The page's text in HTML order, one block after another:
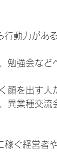
行動力があ
勉強会な
顔を出す人
異業種交流
ぐ経営者